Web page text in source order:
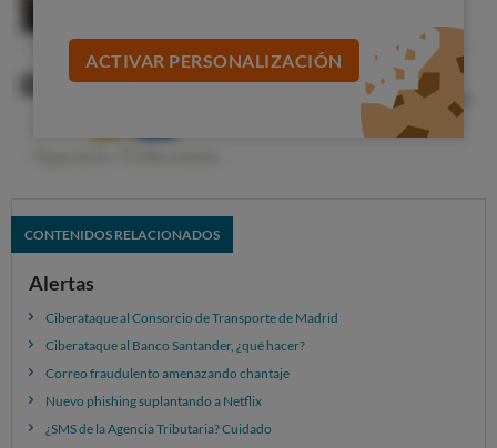
ACTIVAR PERSONALIZACIÓN
CONTENIDOS RELACIONADOS
Alertas
Ciberataque al Consorcio de Transporte de Madrid
Ciberataque al Banco Santander, ¿qué hacer?
Correo fraudulento amenazando chantaje
Nuevo phishing suplantando a Netflix
¿SMS de la Agencia Tributaria? Cuidado